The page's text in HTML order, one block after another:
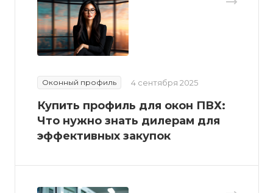
Оконный профиль 4 сентября 2025
Купить профиль для окон ПВХ:
Что нужно знать дилерам для
эффективных закупок